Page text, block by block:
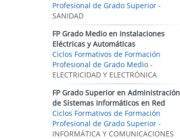
Profesional de Grado Superior -
SANIDAD
FP Grado Medio en Instalaciones
Eléctricas y Automáticas
Ciclos Formativos de Formación
Profesional de Grado Medio -
ELECTRICIDAD Y ELECTRÓNICA
FP Grado Superior en Administración
de Sistemas Informáticos en Red
Ciclos Formativos de Formación
Profesional de Grado Superior -
INFORMÁTICA Y COMUNICACIONES